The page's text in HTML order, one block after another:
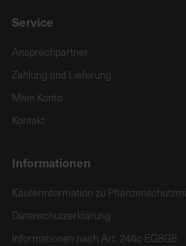
Service
Ansprechpartner
Zahlung und Lieferung
Mein Konto
Kontakt
Informationen
Käuferinformation zu
Datenschutzerklärung
Informationen nach Art. 246c EGBGB